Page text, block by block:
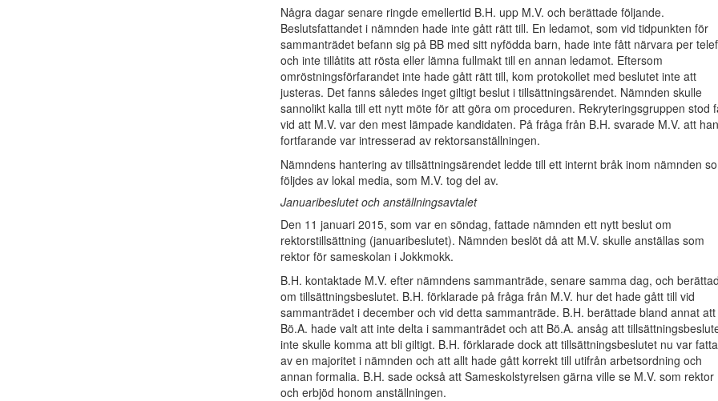
Några dagar senare ringde emellertid B.H. upp M.V. och berättade följande.
Beslutsfattandet i nämnden hade inte gått rätt till. En ledamot, som vid tidpunkten för
sammanträdet befann sig på BB med sitt nyfödda barn, hade inte fått närvara per
och inte tillåtits att rösta eller lämna fullmakt till en annan ledamot. Eftersom
omröstningsförfarandet inte hade gått rätt till, kom protokollet med beslutet inte att
justeras. Det fanns således inget giltigt beslut i tillsättningsärendet. Nämnden skulle
sannolikt kalla till ett nytt möte för att göra om proceduren. Rekryteringsgruppen stod
vid att M.V. var den mest lämpade kandidaten. På fråga från B.H. svarade M.V. att han
fortfarande var intresserad av rektorsanställningen.
Nämndens hantering av tillsättningsärendet ledde till ett internt bråk inom nämnden
följdes av lokal media, som M.V. tog del av.
Januaribeslutet och anställningsavtalet
Den 11 januari 2015, som var en söndag, fattade nämnden ett nytt beslut om
rektorstillsättning (januaribeslutet). Nämnden beslöt då att M.V. skulle anställas som
rektor för sameskolan i Jokkmokk.
B.H. kontaktade M.V. efter nämndens sammanträde, senare samma dag, och
om tillsättningsbeslutet. B.H. förklarade på fråga från M.V. hur det hade gått till vid
sammanträdet i december och vid detta sammanträde. B.H. berättade bland annat att
Bö.A. hade valt att inte delta i sammanträdet och att Bö.A. ansåg att
inte skulle komma att bli giltigt. B.H. förklarade dock att tillsättningsbeslutet nu var
av en majoritet i nämnden och att allt hade gått korrekt till utifrån arbetsordning och
annan formalia. B.H. sade också att Sameskolstyrelsen gärna ville se M.V. som rektor
och erbjöd honom anställningen.